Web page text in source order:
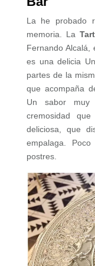
La he probado
memoria. La
Fernando Alcalá,
es una delicia
partes de la
que acompaña
Un sabor
cremosidad
deliciosa, que
empalaga.
postres.